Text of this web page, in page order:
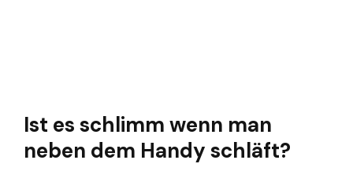
Ist es schlimm wenn man
neben dem Handy schläft?